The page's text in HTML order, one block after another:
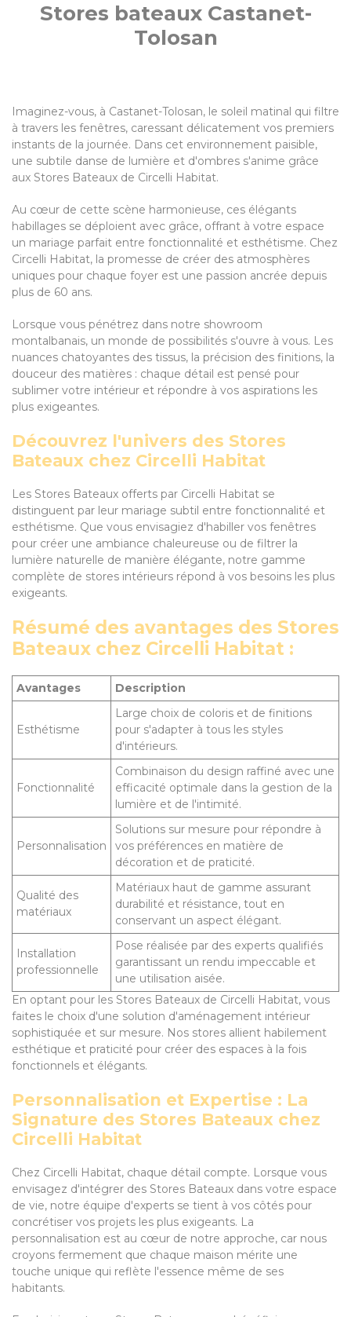
Stores bateaux Castanet-
Tolosan
Imaginez-vous, à Castanet-Tolosan, le soleil matinal qui filtre
à travers les fenêtres, caressant délicatement vos premiers
instants de la journée. Dans cet environnement paisible,
une subtile danse de lumière et d'ombres s'anime grâce
aux Stores Bateaux de Circelli Habitat.
Au cœur de cette scène harmonieuse, ces élégants
habillages se déploient avec grâce, offrant à votre espace
un mariage parfait entre fonctionnalité et esthétisme. Chez
Circelli Habitat, la promesse de créer des atmosphères
uniques pour chaque foyer est une passion ancrée depuis
plus de 60 ans.
Lorsque vous pénétrez dans notre showroom
montalbanais, un monde de possibilités s'ouvre à vous. Les
nuances chatoyantes des tissus, la précision des finitions, la
douceur des matières : chaque détail est pensé pour
sublimer votre intérieur et répondre à vos aspirations les
plus exigeantes.
Découvrez l'univers des Stores
Bateaux chez Circelli Habitat
Les Stores Bateaux offerts par Circelli Habitat se
distinguent par leur mariage subtil entre fonctionnalité et
esthétisme. Que vous envisagiez d'habiller vos fenêtres
pour créer une ambiance chaleureuse ou de filtrer la
lumière naturelle de manière élégante, notre gamme
complète de stores intérieurs répond à vos besoins les plus
exigeants.
Résumé des avantages des Stores
Bateaux chez Circelli Habitat :
Avantages Description
Esthétisme
Large choix de coloris et de finitions
pour s'adapter à tous les styles
d'intérieurs.
Fonctionnalité
Combinaison du design raffiné avec une
efficacité optimale dans la gestion de la
lumière et de l'intimité.
Personnalisation
Solutions sur mesure pour répondre à
vos préférences en matière de
décoration et de praticité.
Qualité des
matériaux
Matériaux haut de gamme assurant
durabilité et résistance, tout en
conservant un aspect élégant.
Installation
professionnelle
Pose réalisée par des experts qualifiés
garantissant un rendu impeccable et
une utilisation aisée.
En optant pour les Stores Bateaux de Circelli Habitat, vous
faites le choix d'une solution d'aménagement intérieur
sophistiquée et sur mesure. Nos stores allient habilement
esthétique et praticité pour créer des espaces à la fois
fonctionnels et élégants.
Personnalisation et Expertise : La
Signature des Stores Bateaux chez
Circelli Habitat
Chez Circelli Habitat, chaque détail compte. Lorsque vous
envisagez d'intégrer des Stores Bateaux dans votre espace
de vie, notre équipe d'experts se tient à vos côtés pour
concrétiser vos projets les plus exigeants. La
personnalisation est au cœur de notre approche, car nous
croyons fermement que chaque maison mérite une
touche unique qui reflète l'essence même de ses
habitants.